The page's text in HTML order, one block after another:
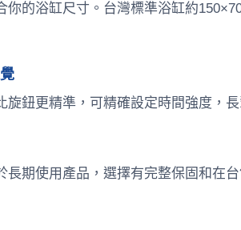
你的浴缸尺寸。台灣標準浴缸約
旋鈕更精準，可精確設定時間強度，
長期使用產品，選擇有完整保固和在